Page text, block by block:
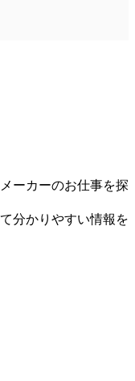
ーカーのお仕事を探
分かりやすい情報を